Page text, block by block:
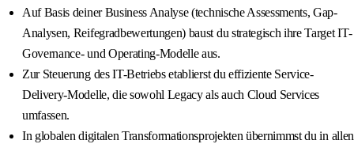
Auf Basis deiner Business Analyse (technische Assessments, Gap-
Analysen, Reifegradbewertungen) baust du strategisch ihre Target IT-
Governance- und Operating-Modelle aus.
Zur Steuerung des IT-Betriebs etablierst du effiziente Service-
Delivery-Modelle, die sowohl Legacy als auch Cloud Services
umfassen.
In globalen digitalen Transformationsprojekten übernimmst du in allen